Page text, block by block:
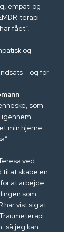
empati og
terapi
fået”.
og
– og for
som
igennem
min hjerne.
ved
til at skabe en
at arbejde
som
har vist sig at
så jeg kan